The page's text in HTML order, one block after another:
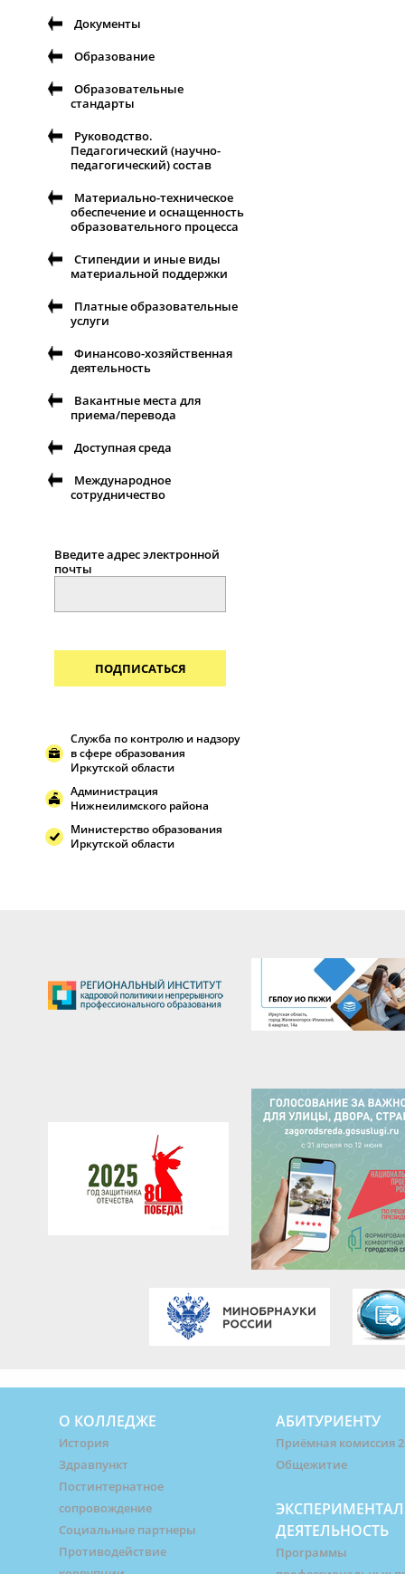
Документы
Образование
Образовательные
стандарты
Руководство.
Педагогический (научно-
педагогический) состав
Материально-техническое
обеспечение и оснащенность
образовательного процесса
Стипендии и иные виды
материальной поддержки
Платные образовательные
услуги
Финансово-хозяйственная
деятельность
Вакантные места для
приема/перевода
Доступная среда
Международное
сотрудничество
Введите адрес электронной
почты
ПОДПИСАТЬСЯ
Служба по контролю и надзору
в сфере образования
Иркутской области
Администрация
Нижнеилимского района
Министерство образования
Иркутской области
О КОЛЛЕДЖЕ
История
Здравпункт
Постинтернатное
сопровождение
Социальные партнеры
Противодействие
АБИТУРИЕНТУ
Приёмная комиссия
Общежитие
ДЕЯТЕЛЬНОСТЬ
Программы